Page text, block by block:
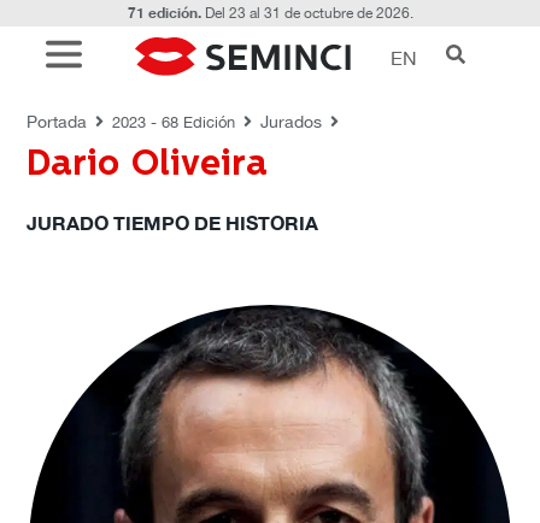
71 edición.Del 23 al 31 de octubre de 2026.
EN
Portada 2023 - 68 Edición Jurados
Dario Oliveira
JURADO TIEMPO DE HISTORIA